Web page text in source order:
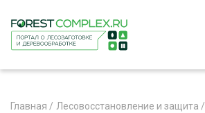
Главная / Лесовосстановление и защита /